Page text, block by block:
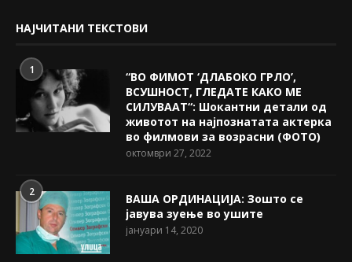
НАЈЧИТАНИ ТЕКСТОВИ
1
“ВО ФИМОТ ‘ДЛАБОКО ГРЛО’,
ВСУШНОСТ, ГЛЕДАТЕ КАКО МЕ
СИЛУВААТ“: Шокантни детали од
животот на најпознатата актерка
во филмови за возрасни (ФОТО)
октомври 27, 2022
2
ВАША ОРДИНАЦИЈА: Зошто се
јавува зуење во ушите
јануари 14, 2020